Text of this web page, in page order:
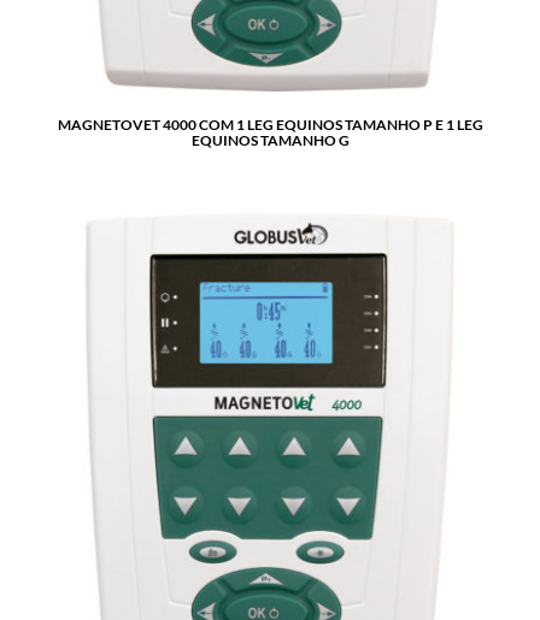
MAGNETOVET 4000 COM 1 LEG EQUINOS TAMANHO P E 1 LEG
EQUINOS TAMANHO G